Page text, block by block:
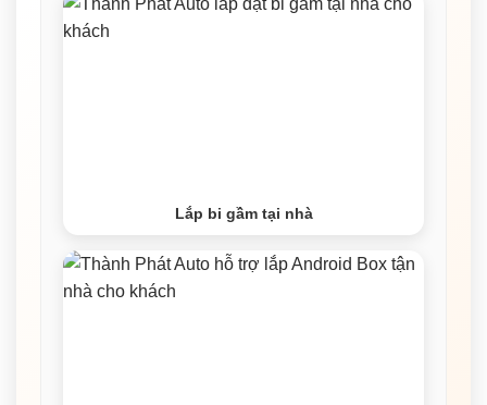
Lắp bi gầm tại nhà